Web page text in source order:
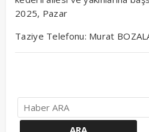
2025, Pazar
Taziye Telefonu: Murat